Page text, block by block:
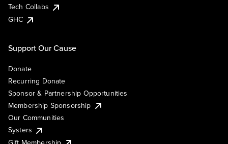
Tech Collabs
GHC
Support Our Cause
Donate
Recurring Donate
Sponsor & Partnership Opportunities
Membership Sponsorship
Our Communities
Systers